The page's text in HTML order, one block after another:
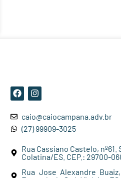
caio@caiocampana.adv.br
(27) 99909-3025
Rua Cassiano Castelo, nº61.
Colatina/ES. CEP.: 29700-
Rua Jose Alexandre